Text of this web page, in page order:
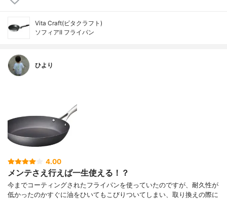
Vita Craft(ビタクラフト)
ソフィアII フライパン
ひより
4.00
メンテさえ行えば一生使える！？
今までコーティングされたフライパンを使っていたのですが、耐久性が
低かったのかすぐに油をひいてもこびりついてしまい、取り換えの際に